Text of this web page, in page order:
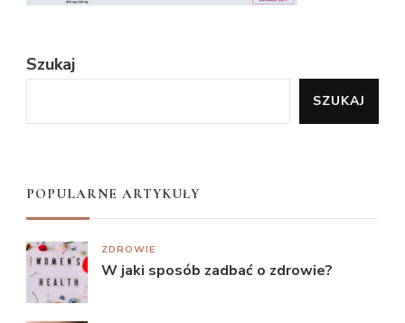
Szukaj
SZUKAJ
POPULARNE ARTYKUŁY
ZDROWIE
W jaki sposób zadbać o zdrowie?